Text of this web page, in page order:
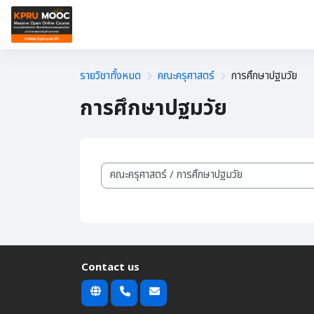
ข้ามไปที่เนื้อหาหลัก
รายวิชาทั้งหมด คณะครุศาสตร์ การศึกษาปฐมวัย
การศึกษาปฐมวัย
ประเภทของรายวิชา
Contact us